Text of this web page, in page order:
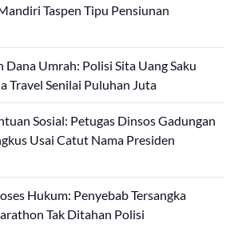
Taspen Tipu Pensiunan
Umrah: Polisi Sita Uang Saku
Travel Senilai Puluhan Juta
Sosial: Petugas Dinsos Gadungan
Usai Catut Nama Presiden
Hukum: Penyebab Tersangka
Tak Ditahan Polisi